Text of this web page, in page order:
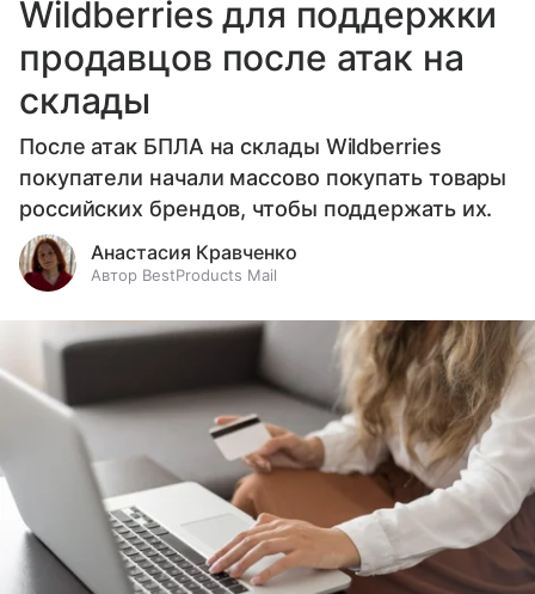
Wildberries для поддержки
продавцов после атак на
склады
После атак БПЛА на склады Wildberries
покупатели начали массово покупать товары
российских брендов, чтобы поддержать их.
Анастасия Кравченко
Автор BestProducts Mail